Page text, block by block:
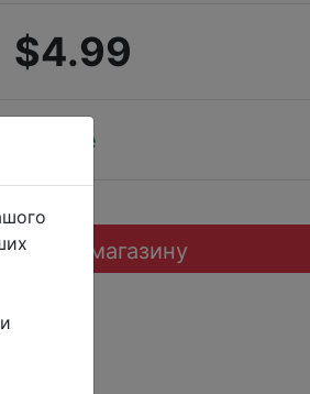
$4.99
Sale
до магазину